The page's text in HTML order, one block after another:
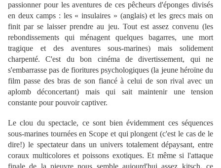
passionner pour les aventures de ces pêcheurs d'éponges divisés
en deux camps : les « insulaires » (anglais) et les grecs mais on
finit par se laisser prendre au jeu. Tout est assez convenu (les
rebondissements qui ménagent quelques bagarres, une mort
tragique et des aventures sous-marines) mais solidement
charpenté. C'est du bon cinéma de divertissement, qui ne
s'embarrasse pas de fioritures psychologiques (la jeune héroïne du
film passe des bras de son fiancé à celui de son rival avec un
aplomb déconcertant) mais qui sait maintenir une tension
constante pour pouvoir captiver.
Le clou du spectacle, ce sont bien évidemment ces séquences
sous-marines tournées en Scope et qui plongent (c'est le cas de le
dire!) le spectateur dans un univers totalement dépaysant, entre
coraux multicolores et poissons exotiques. Et même si l'attaque